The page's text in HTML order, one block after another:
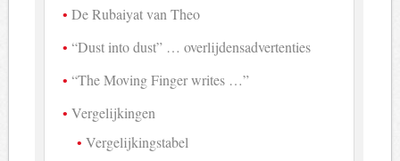
De Rubaiyat van Theo
“Dust into dust” … overlijdensadvertenties
“The Moving Finger writes …”
Vergelijkingen
Vergelijkingstabel